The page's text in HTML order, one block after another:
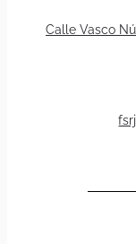
Calle Vasco